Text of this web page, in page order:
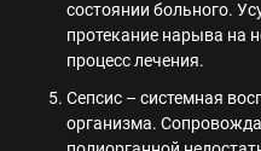
состоянии больного.
протекание нарыва на
процесс лечения.
Сепсис – системная
организма.